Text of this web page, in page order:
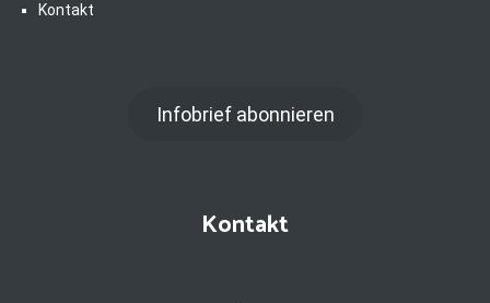
Kontakt
Infobrief abonnieren
Kontakt